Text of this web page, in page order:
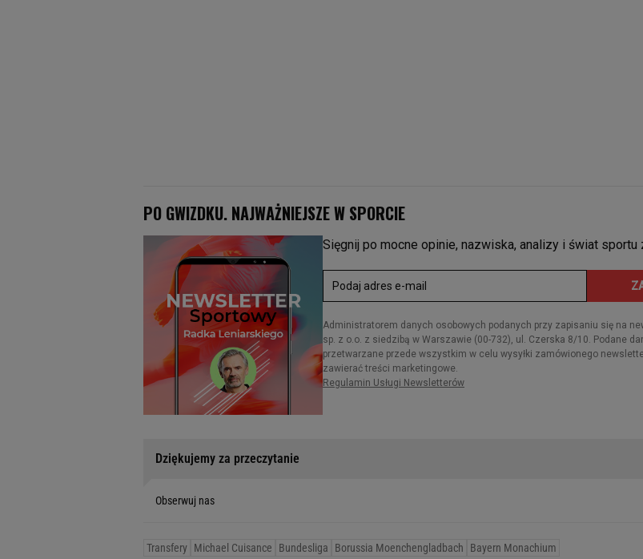
Dziękujemy za przeczytanie
Obserwuj nas
Transfery Michael Cuisance Bundesliga Borussia Moenchengladbach Bayern Monachium